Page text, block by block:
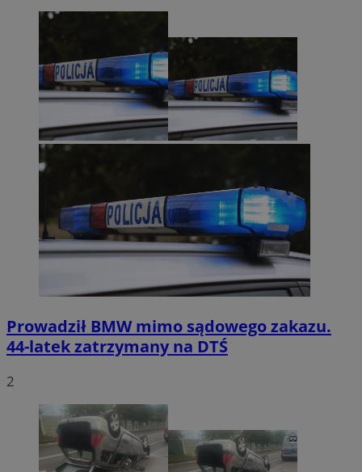
Prowadził BMW mimo sądowego zakazu.
44-latek zatrzymany na DTŚ
2